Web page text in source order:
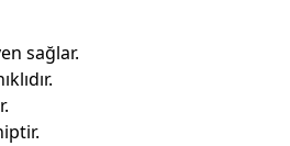
sağlar.